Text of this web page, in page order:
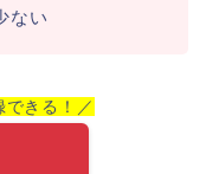
ない
きる！／